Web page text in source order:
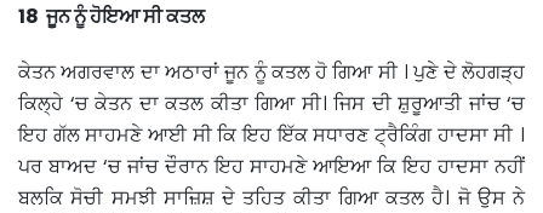
18 ਜੂਨ ਨੂੰ ਹੋਇਆ ਸੀ ਕਤਲ
ਕੇਤਨ ਅਗਰਵਾਲ ਦਾ ਅਠਾਰਾਂ ਜੂਨ ਨੂੰ ਕਤਲ ਹੋ ਗਿਆ ਸੀ । ਪੁਣੇ ਦੇ ਲੋਹਗੜ੍ਹ
ਕਿਲ੍ਹੇ ‘ਚ ਕੇਤਨ ਦਾ ਕਤਲ ਕੀਤਾ ਗਿਆ ਸੀ। ਜਿਸ ਦੀ ਸ਼ੁਰੂਆਤੀ ਜਾਂਚ ‘ਚ
ਇਹ ਗੱਲ ਸਾਹਮਣੇ ਆਈ ਸੀ ਕਿ ਇਹ ਇੱਕ ਸਧਾਰਣ ਟ੍ਰੈਕਿੰਗ ਹਾਦਸਾ ਸੀ ।
ਪਰ ਬਾਅਦ ‘ਚ ਜਾਂਚ ਦੌਰਾਨ ਇਹ ਸਾਹਮਣੇ ਆਇਆ ਕਿ ਇਹ ਹਾਦਸਾ ਨਹੀਂ
ਬਲਕਿ ਸੋਚੀ ਸਮਝੀ ਸਾਜ਼ਿਸ਼ ਦੇ ਤਹਿਤ ਕੀਤਾ ਗਿਆ ਕਤਲ ਹੈ। ਜੋ ਉਸ ਨੇ